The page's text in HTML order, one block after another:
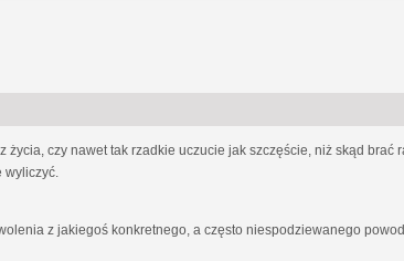
czy nawet tak rzadkie uczucie jak szczęście, niż skąd brać
z jakiegoś konkretnego, a często niespodziewanego